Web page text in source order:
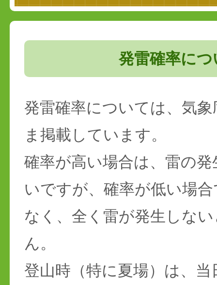
発雷確率につ
発雷確率については、気
ま掲載しています。
確率が高い場合は、雷の
いですが、確率が低い場
なく、全く雷が発生しな
ん。
登山時（特に夏場）は、